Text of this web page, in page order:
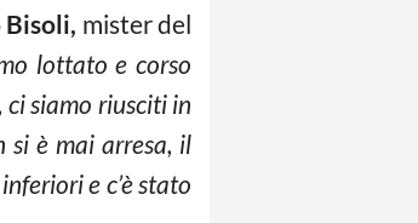
Bisoli, mister del
lottato e corso
siamo riusciti in
è mai arresa, il
e c’è stato